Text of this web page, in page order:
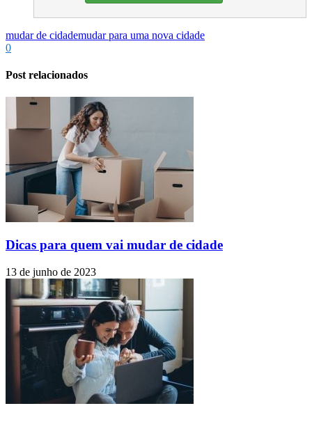
mudar de cidademudar para uma nova cidade
0
Post relacionados
Dicas para quem vai mudar de cidade
13 de junho de 2023